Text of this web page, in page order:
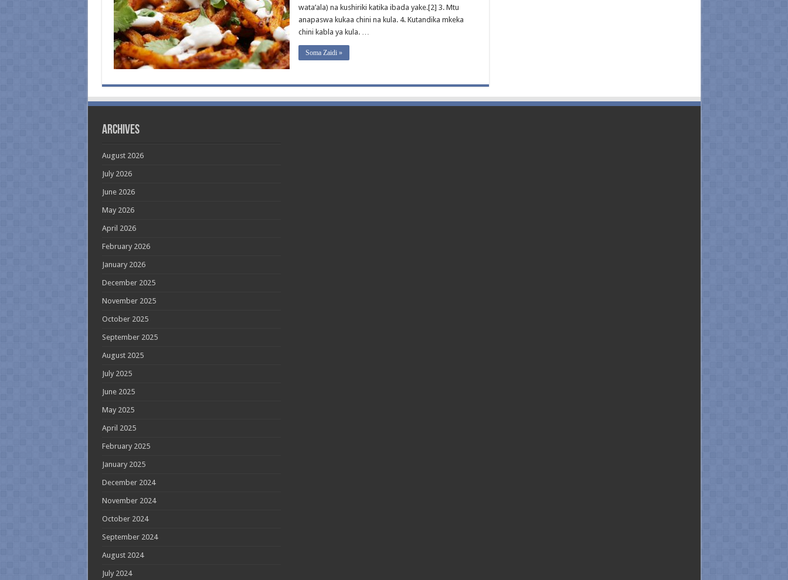
wata’ala) na kushiriki katika ibada yake.[2] 3. Mtu
anapaswa kukaa chini na kula. 4. Kutandika mkeka
chini kabla ya kula. …
Soma Zaidi »
Archives
August 2026
July 2026
June 2026
May 2026
April 2026
February 2026
January 2026
December 2025
November 2025
October 2025
September 2025
August 2025
July 2025
June 2025
May 2025
April 2025
February 2025
January 2025
December 2024
November 2024
October 2024
September 2024
August 2024
July 2024